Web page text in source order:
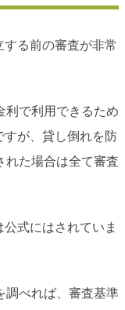
る前の審査が非常
利で利用できるため
すが、貸し倒れを防
れた場合は全て審査
式にはされていま
調べれば、審査基準